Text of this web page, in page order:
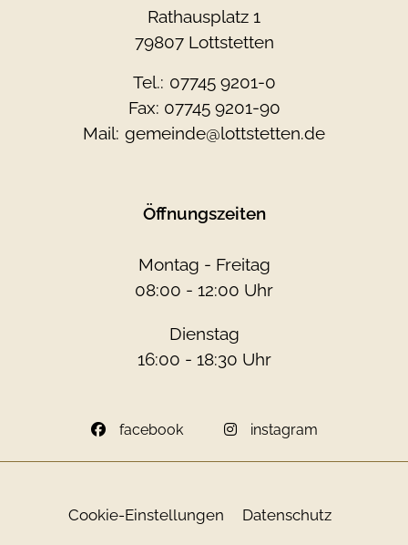
Rathausplatz 1
79807 Lottstetten
Tel.: 07745 9201-0
Fax: 07745 9201-90
Mail: gemeinde@lottstetten.de
Öffnungszeiten
Montag - Freitag
08:00 - 12:00 Uhr
Dienstag
16:00 - 18:30 Uhr
facebook instagram
Cookie-Einstellungen Datenschutz